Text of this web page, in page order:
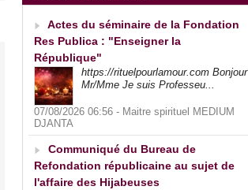
Actes du séminaire de la Fondation
Res Publica : "Enseigner la
République"
https://rituelpourlamour.com Bonjour
Mr/Mme Je suis Professeu...
07/08/2026 06:56 - Maitre spirituel MEDIUM
DJANTA
Communiqué du Bureau de
Refondation républicaine au sujet de
l'affaire des Hijabeuses